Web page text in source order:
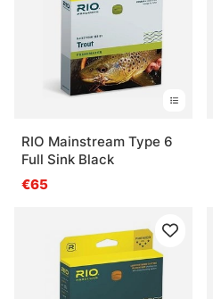
RIO Mainstream Type 6
Full Sink Black
€65